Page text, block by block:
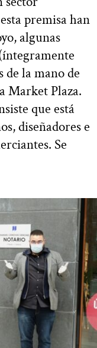
premisa han
algunas
de la mano de
Market Plaza.
que está
diseñadores e
Se